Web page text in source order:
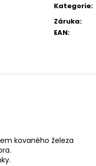
Kategorie:
Záruka:
EAN:
kovaného železa